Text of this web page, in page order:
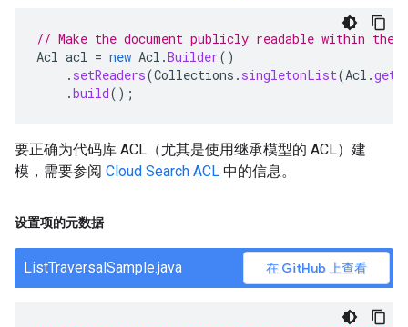
// Make the document publicly readable within the
Acl acl = new Acl .Builder()
. setReaders(Collections . singletonList(Acl .
.build();
要正确为代码库 ACL（尤其是使用继承模型的 ACL）建
模，需要参阅 Cloud Search ACL 中的信息。
设置项的元数据
ListTraversalSample.java 在 GitHub 上查看